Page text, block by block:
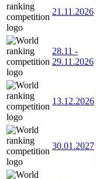
21.11.2026
28.11 -
29.11.2026
13.12.2026
30.01.2027